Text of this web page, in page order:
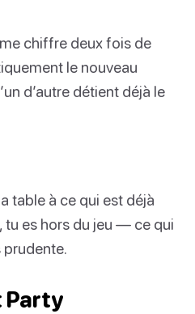
chiffre deux fois de
le nouveau
d’autre détient déjà le
table à ce qui est déjà
tu es hors du jeu — ce qui
Party